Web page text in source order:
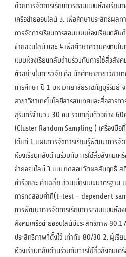
ด้วยการจัดการเรียนการสอนแบบห้องเรียน
เครือข่ายออนไลน์ 3. เพื่อศึกษาประสิทธิผลท
การจัดการเรียนการสอนแบบห้องเรียนกลับ
ข่ายออนไลน์ และ 4.เพื่อศึกษาความคงทนใน
แบบห้องเรียนกลับด้านร่วมกับการใช้สื่อสังค
ตัวอย่างในการวิจัย คือ นักศึกษาสาขาวิชาเ
การศึกษา ปี 1 มหาวิทยาลัยราชภัฏบุรีรัมย์
สาขาวิชาเทคโนโลยีสารสนเทศและสื่อสาร
สุรินทร์จำนวน 30 คน รวมกลุ่มตัวอย่าง 60
(Cluster Random Sampling ) เครื่องมือที่
ได้แก่ 1.แผนการจัดการเรียนรู้พัฒนาการจั
ห้องเรียนกลับด้านร่วมกับการใช้สื่อสังคมเค
ข่ายออนไลน์ 3.แบบทดสอบวัดผลสัมฤทธิ์ สถิ
ค่าร้อยละ ค่าเฉลี่ย ส่วนเบี่ยงเบนมาตรฐาน
การทดสอบค่าที(t-test – dependent
การพัฒนาการจัดการเรียนการสอนแบบห้อ
สังคมเครือข่ายออนไลน์มีประสิทธิภาพ
ประสิทธิภาพที่ตั้งไว้ เท่ากับ 80/80 2. ผู้เรี
ห้องเรียนกลับด้านร่วมกับการใช้สื่อสังคมเ